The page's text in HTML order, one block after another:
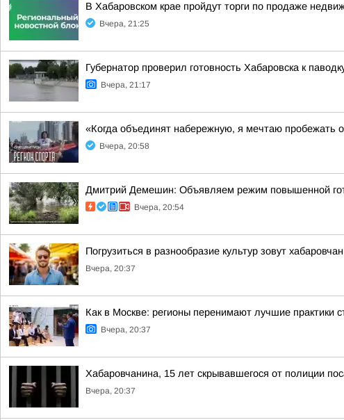
В Хабаровском крае пройдут торги по продаже
Вчера, 21:25
Губернатор проверил готовность Хабаровска к
Вчера, 21:17
«Когда объединят набережную, я мечтаю пробежать
Вчера, 20:58
Дмитрий Демешин: Объявляем режим повышенной
Вчера, 20:54
Погрузиться в разнообразие культур зовут
Вчера, 20:37
Как в Москве: регионы перенимают лучшие практики
Вчера, 20:37
Хабаровчанина, 15 лет скрывавшегося от полиции
Вчера, 20:37